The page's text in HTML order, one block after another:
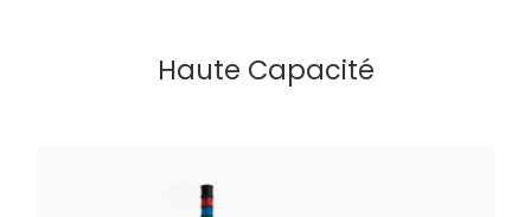
Haute Capacité